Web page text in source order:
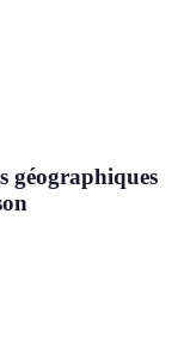
géographiques